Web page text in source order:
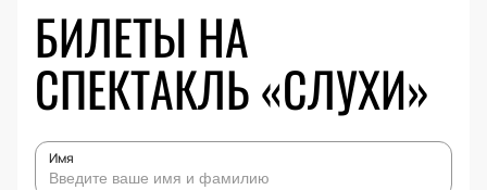
БИЛЕТЫ НА
СПЕКТАКЛЬ «СЛУХИ»
Имя